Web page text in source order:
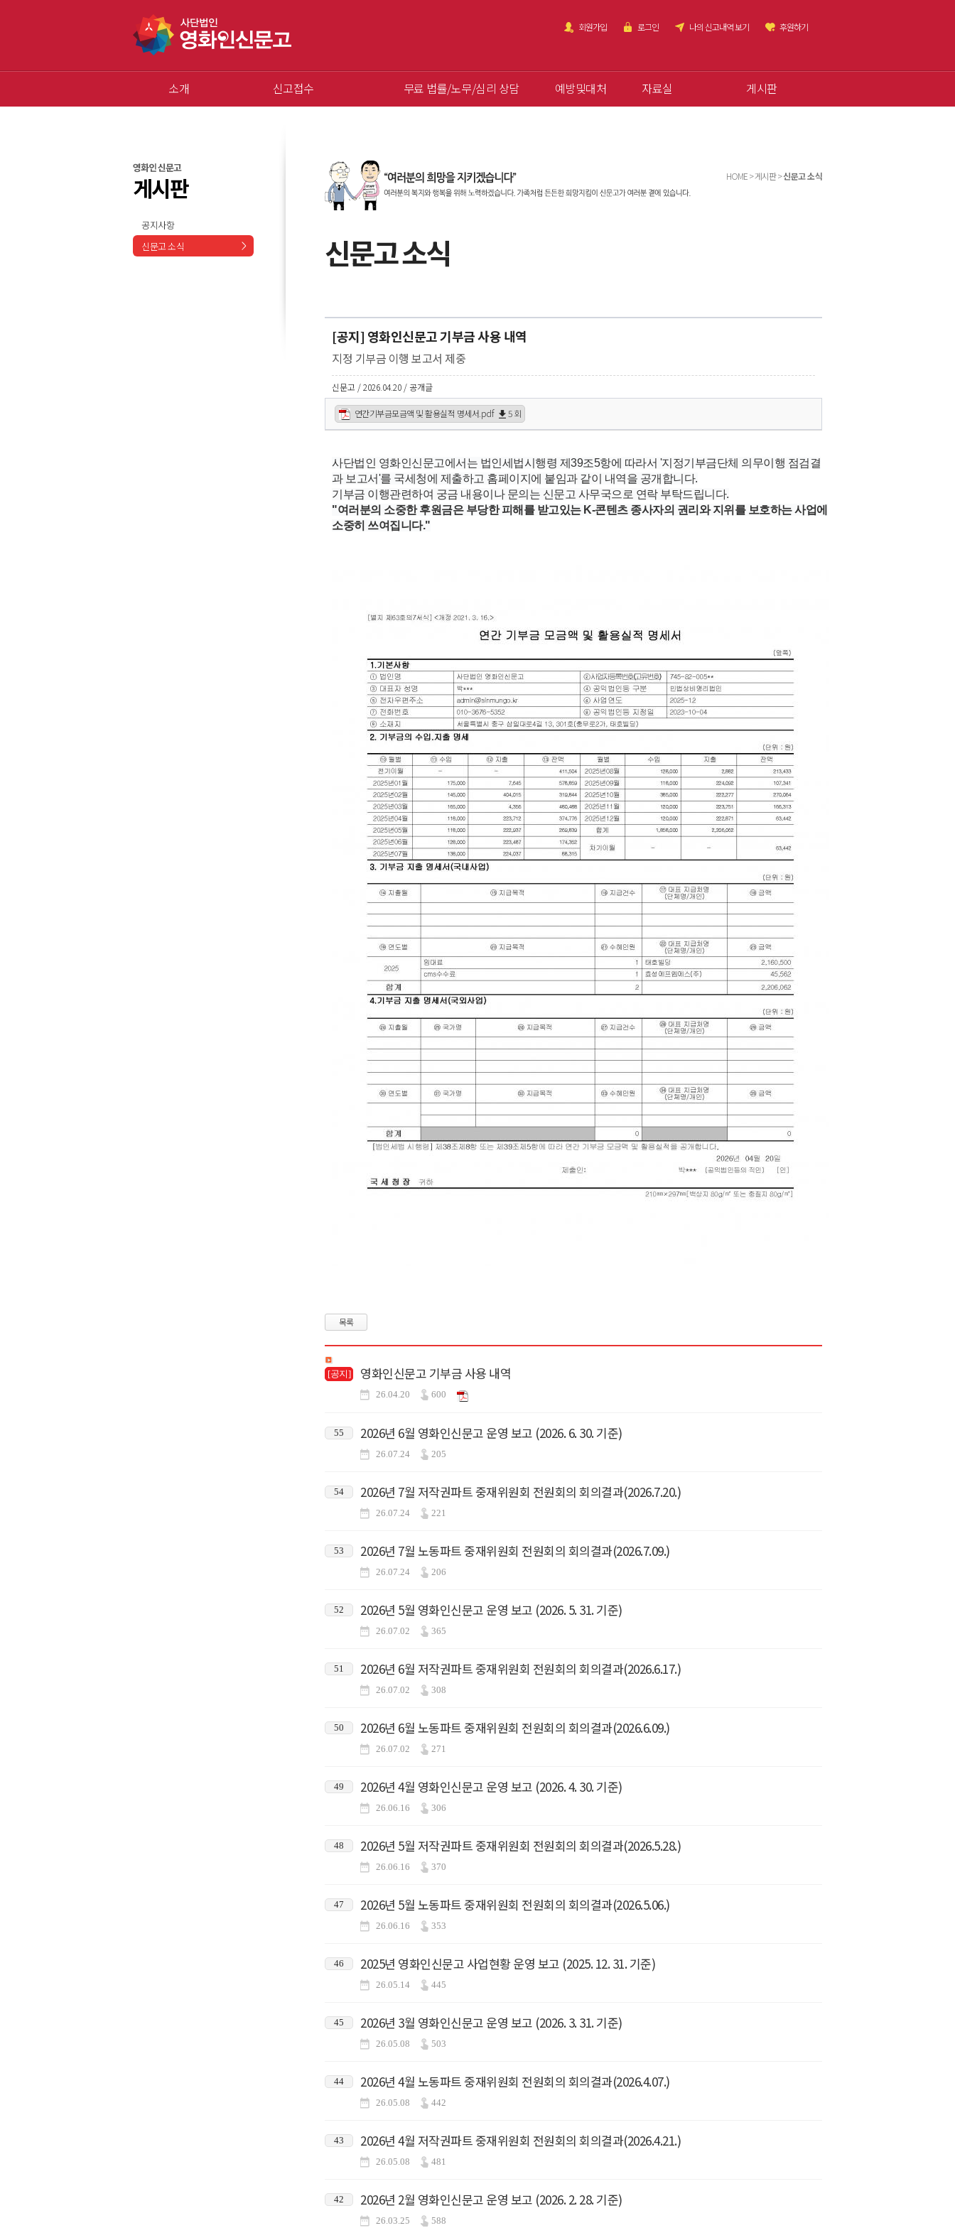
회원가입 로그인 나의 신고내역 보기 후원하기
소개 신고접수 무료 법률/노무/심리 상담 예방및대처 자료실 게시판
영화인 신문고
게시판
공지사항
신문고 소식
HOME > 게시판 >신문고 소식
신문고 소식
[공지] 영화인신문고 기부금 사용 내역
지정 기부금 이행 보고서 제중
신문고 / 2026.04.20 / 공개글
연간기부금모금액 및 활용실적 명세서.pdf 5 회
사단법인 영화인신문고에서는 법인세법시행령 제39조5항에 따라서 '지정기부금단체 의무이행 점검결
과 보고서'를 국세청에 제출하고 홈페이지에 붙임과 같이 내역을 공개합니다.
기부금 이행관련하여 궁금 내용이나 문의는 신문고 사무국으로 연락 부탁드립니다.
"여러분의 소중한 후원금은 부당한 피해를 받고있는 K-콘텐츠 종사자의 권리와 지위를 보호하는 사업에
소중히 쓰여집니다."
목록
[공지] 영화인신문고 기부금 사용 내역
26.04.20 600
55 2026년 6월 영화인신문고 운영 보고 (2026. 6. 30. 기준)
26.07.24 205
54 2026년 7월 저작권파트 중재위원회 전원회의 회의결과(2026.7.20.)
26.07.24 221
53 2026년 7월 노동파트 중재위원회 전원회의 회의결과(2026.7.09.)
26.07.24 206
52 2026년 5월 영화인신문고 운영 보고 (2026. 5. 31. 기준)
26.07.02 365
51 2026년 6월 저작권파트 중재위원회 전원회의 회의결과(2026.6.17.)
26.07.02 308
50 2026년 6월 노동파트 중재위원회 전원회의 회의결과(2026.6.09.)
26.07.02 271
49 2026년 4월 영화인신문고 운영 보고 (2026. 4. 30. 기준)
26.06.16 306
48 2026년 5월 저작권파트 중재위원회 전원회의 회의결과(2026.5.28.)
26.06.16 370
47 2026년 5월 노동파트 중재위원회 전원회의 회의결과(2026.5.06.)
26.06.16 353
46 2025년 영화인신문고 사업현황 운영 보고 (2025. 12. 31. 기준)
26.05.14 445
45 2026년 3월 영화인신문고 운영 보고 (2026. 3. 31. 기준)
26.05.08 503
44 2026년 4월 노동파트 중재위원회 전원회의 회의결과(2026.4.07.)
26.05.08 442
43 2026년 4월 저작권파트 중재위원회 전원회의 회의결과(2026.4.21.)
26.05.08 481
42 2026년 2월 영화인신문고 운영 보고 (2026. 2. 28. 기준)
26.03.25 588